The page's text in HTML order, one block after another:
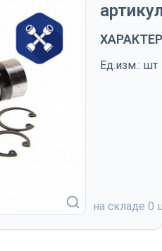
Ед.изм.: шт
на складе 0